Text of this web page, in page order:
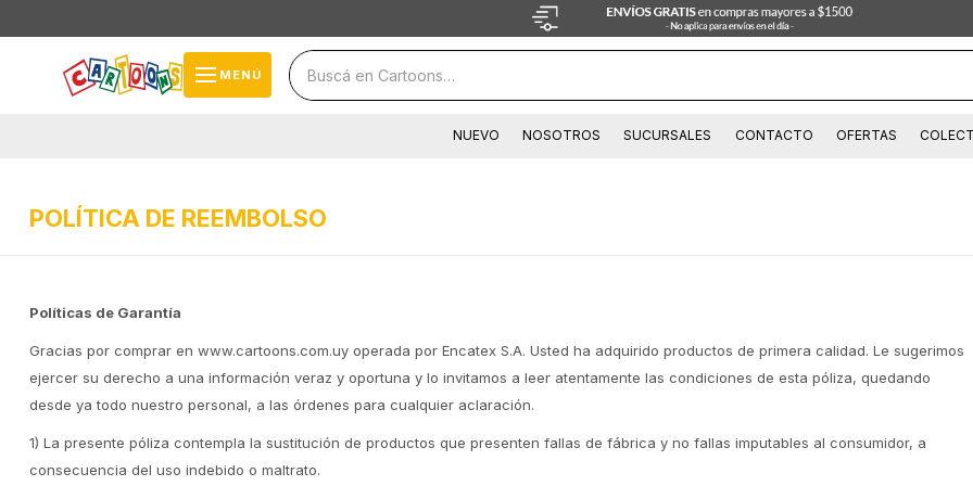
menu MENÚ
NUEVO NOSOTROS SUCURSALES CONTACTO OFERTAS
POLÍTICA DE REEMBOLSO
Políticas de Garantía
Gracias por comprar en www.cartoons.com.uy operada por Encatex S.A. Usted ha adquirido productos de primera calidad. Le sugerimos
ejercer su derecho a una información veraz y oportuna y lo invitamos a leer atentamente las condiciones de esta póliza, quedando
desde ya todo nuestro personal, a las órdenes para cualquier aclaración.
1) La presente póliza contempla la sustitución de productos que presenten fallas de fábrica y no fallas imputables al consumidor, a
consecuencia del uso indebido o maltrato.
close
storefront
help